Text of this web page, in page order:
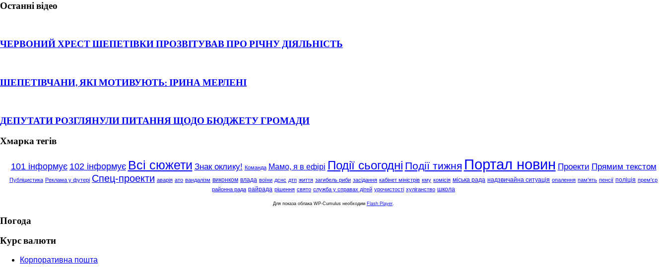
Останні відео
ЧЕРВОНИЙ ХРЕСТ ШЕПЕТІВКИ ПРОЗВІТУВАВ ПРО РІЧНУ ДІЯЛЬНІСТЬ
ШЕПЕТІВЧАНИ, ЯКІ МОТИВУЮТЬ: ІРИНА МЕРЛЕНІ
ДЕПУТАТИ РОЗГЛЯНУЛИ ПИТАННЯ ЩОДО БЮДЖЕТУ ГРОМАДИ
Хмарка тегів
101 інформує 102 інформує Всі сюжети Знак оклику! Команда Мамо, я в ефірі Події сьогодні Події тижня Портал новин Проекти Прямим текстом
Публіцистика Реклама у футері Спец-проекти аварія ато вандалізм виконком влада воїни дснс дтп життя загибель риби засідання кабінет міністрів кму комісія міська рада надзвичайна ситуація опалення пам'ять пенсії поліція прем'єр
районна рада райрада рішення свято служба у справах дітей урочистості хуліганство школа
Для показа облака WP-Cumulus необходим Flash Player
Погода
Курс валюти
Корпоративна пошта